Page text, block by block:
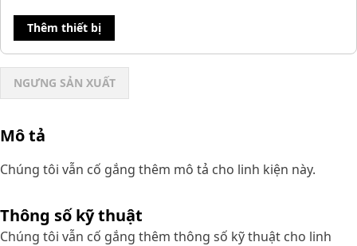
Thêm thiết bị
NGƯNG SẢN XUẤT
Mô tả
Chúng tôi vẫn cố gắng thêm mô tả cho linh kiện này.
Thông số kỹ thuật
Chúng tôi vẫn cố gắng thêm thông số kỹ thuật cho linh